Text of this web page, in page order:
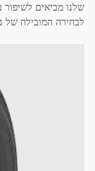
שלנו מביאים
לבחירה המובילה של